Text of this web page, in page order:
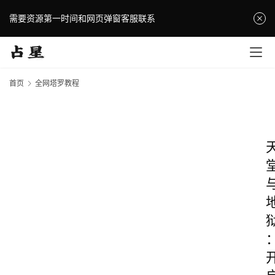
需要资源第一时间和网页弹窗客服联系
首页 全网塔罗教程